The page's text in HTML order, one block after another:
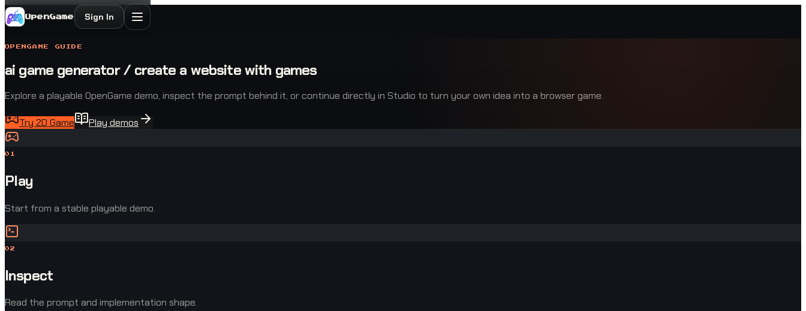
OpenGame Sign In
OPENGAME GUIDE
ai game generator / create a website with games
Explore a playable OpenGame demo, inspect the prompt behind it, or continue directly in Studio to turn your own idea into a browser game.
Try 2D Game Play demos
0 1
Play
Start from a stable playable demo.
02
Inspect
Read the prompt and implementation shape.